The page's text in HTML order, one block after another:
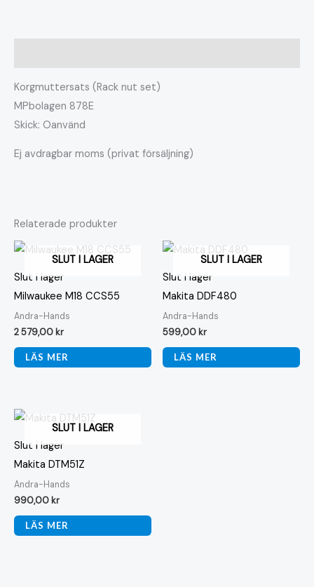
Korgmuttersats (Rack nut set)
MPbolagen 878E
Skick: Oanvänd
Ej avdragbar moms (privat försäljning)
Relaterade produkter
SLUT I LAGER
Slut i lager
Milwaukee M18 CCS55
Andra-Hands
2 579,00 kr
LÄS MER
SLUT I LAGER
Slut i lager
Makita DDF480
Andra-Hands
599,00 kr
LÄS MER
SLUT I LAGER
Slut i lager
Makita DTM51Z
Andra-Hands
990,00 kr
LÄS MER